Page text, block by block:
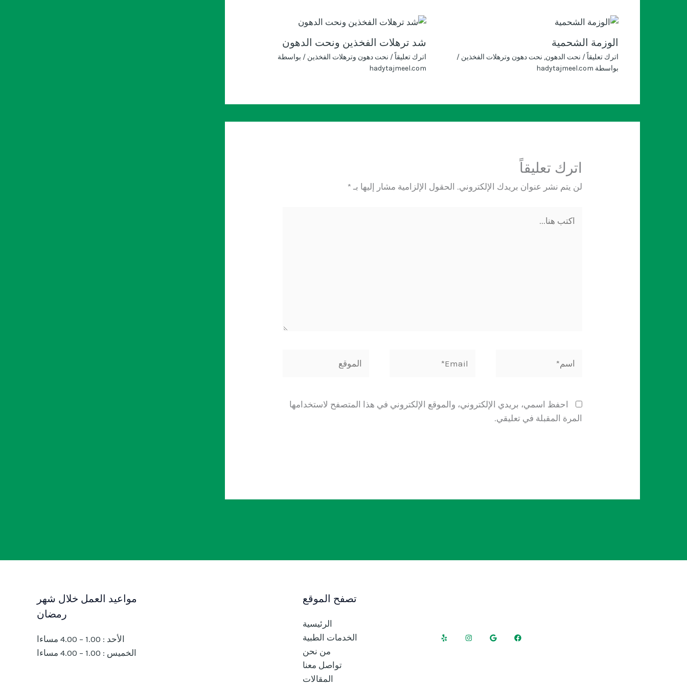
الوزمة الشحمية
اترك تعليقاً / نحت الدهون, نحت دهون وترهلات الفخذين /
بواسطة hadytajmeel.com
شد ترهلات الفخذين ونحت الدهون
اترك تعليقاً / نحت دهون وترهلات الفخذين / بواسطة
hadytajmeel.com
اترك تعليقاً
لن يتم نشر عنوان بريدك الإلكتروني. الحقول الإلزامية مشار إليها بـ *
هنا...
احفظ اسمي، بريدي الإلكتروني، والموقع الإلكتروني في هذا المتصفح لاستخدامها
المرة المقبلة في تعليقي.
تصفح الموقع
الرئيسية
الخدمات الطبية
من نحن
تواصل معنا
المقالات
مواعيد العمل خلال شهر
رمضان
الأحد : 1.00 – 4.00 مساءا
الخميس : 1.00 – 4.00 مساءا